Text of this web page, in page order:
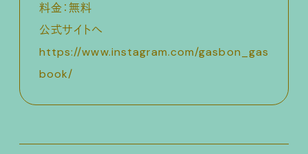
料金：無料
公式サイトへ
https://www.instagram.com/gasbon_gas
book/